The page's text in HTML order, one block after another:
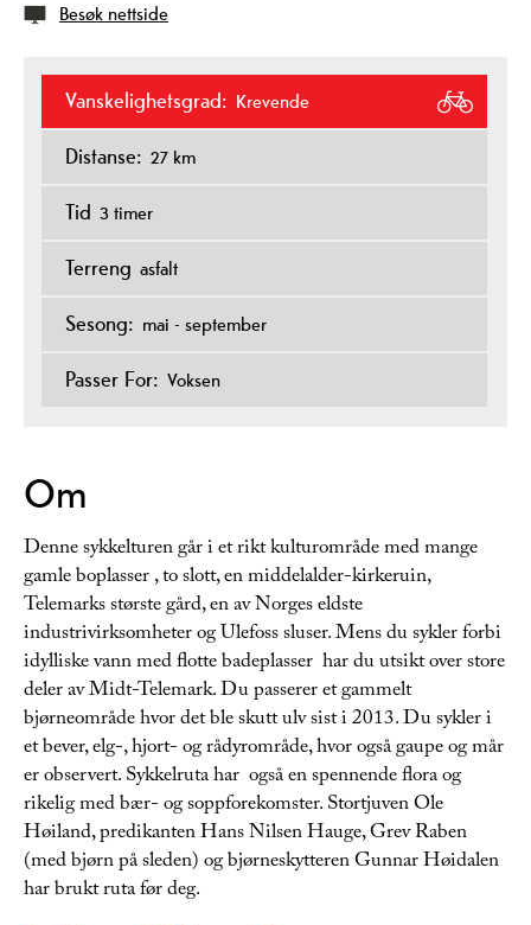
Besøk nettside
Vanskelighetsgrad: Krevende
Distanse: 27 km
Tid 3 timer
Terreng asfalt
Sesong: mai - september
Passer For: Voksen
Om
Denne sykkelturen går i et rikt kulturområde med mange
gamle boplasser , to slott, en middelalder-kirkeruin,
Telemarks største gård, en av Norges eldste
industrivirksomheter og Ulefoss sluser. Mens du sykler forbi
idylliske vann med flotte badeplasser har du utsikt over store
deler av Midt-Telemark. Du passerer et gammelt
bjørneområde hvor det ble skutt ulv sist i 2013. Du sykler i
et bever, elg-, hjort- og rådyrområde, hvor også gaupe og mår
er observert. Sykkelruta har også en spennende flora og
rikelig med bær- og soppforekomster. Stortjuven Ole
Høiland, predikanten Hans Nilsen Hauge, Grev Raben
(med bjørn på sleden) og bjørneskytteren Gunnar Høidalen
har brukt ruta før deg.